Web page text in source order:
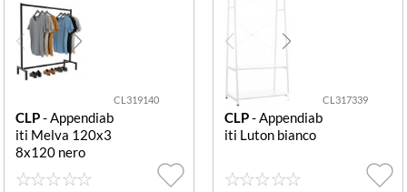
CL319140
CLP- Appendiab
iti Melva 120x3
8x120 nero
CL317339
CLP- Appendiab
iti Luton bianco